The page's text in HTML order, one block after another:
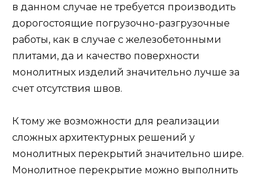
в данном случае не требуется производить
дорогостоящие погрузочно-разгрузочные
работы, как в случае с железобетонными
плитами, да и качество поверхности
монолитных изделий значительно лучше за
счет отсутствия швов.
К тому же возможности для реализации
сложных архитектурных решений у
монолитных перекрытий значительно шире.
Монолитное перекрытие можно выполнить